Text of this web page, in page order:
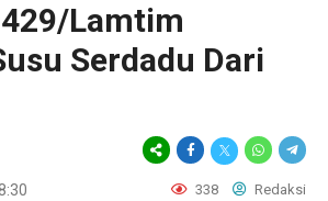
Lamtim
Serdadu Dari
338 Redaksi